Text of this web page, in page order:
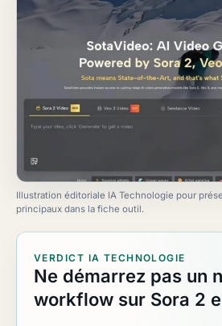
Illustration éditoriale IA Technologie pour
principaux dans la fiche outil.
VERDICT IA TECHNOLOGIE
Ne démarrez pas un
workflow sur Sora 2